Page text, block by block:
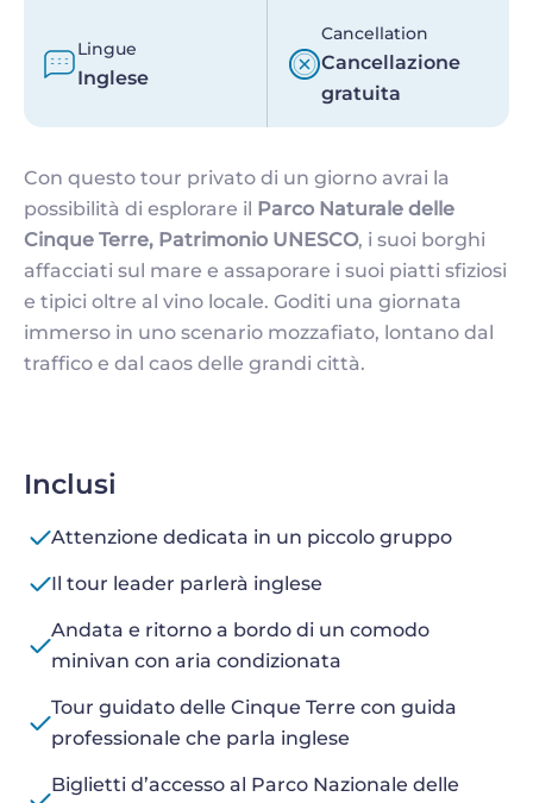
Lingue
Inglese
Cancellation
Cancellazione
gratuita
Con questo tour privato di un giorno avrai la
possibilità di esplorare il Parco Naturale delle
Cinque Terre, Patrimonio UNESCO, i suoi borghi
affacciati sul mare e assaporare i suoi piatti sfiziosi
e tipici oltre al vino locale. Goditi una giornata
immerso in uno scenario mozzafiato, lontano dal
traffico e dal caos delle grandi città.
Inclusi
Attenzione dedicata in un piccolo gruppo
Il tour leader parlerà inglese
Andata e ritorno a bordo di un comodo
minivan con aria condizionata
Tour guidato delle Cinque Terre con guida
professionale che parla inglese
Biglietti d’accesso al Parco Nazionale delle